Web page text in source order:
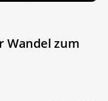
Wandel zum